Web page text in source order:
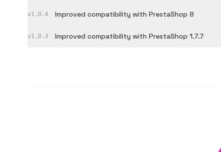
v1.0.4 Improved compatibility with PrestaShop 8
v1.0.3 Improved compatibility with PrestaShop 1.7.7